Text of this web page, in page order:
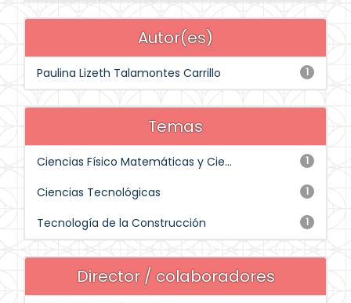
Autor(es)
1
Paulina Lizeth Talamontes Carrillo
Temas
1
Ciencias Físico Matemáticas y Cie...
1
Ciencias Tecnológicas
1
Tecnología de la Construcción
Director / colaboradores